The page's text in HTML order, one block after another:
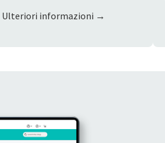
Ulteriori informazioni →